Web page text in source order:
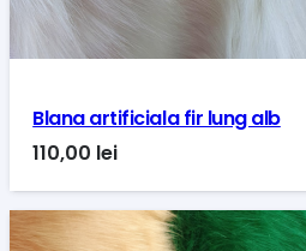
Blana artificiala fir lung alb
110,00 lei